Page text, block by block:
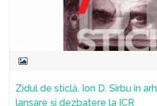
Zidul de sticlă. Ion D. Sîrbu în
lansare și dezbatere la ICR